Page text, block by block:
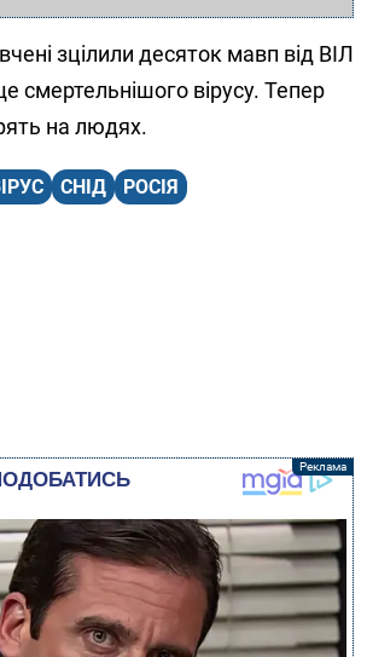
зцілили десяток мавп від ВІЛ
смертельнішого вірусу. Тепер
на людях.
СНІД РОСІЯ